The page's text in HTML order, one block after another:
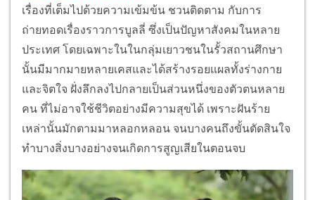
เรื่องที่เต็มไปด้วยความเข้มข้น ชวนติดตาม กับการ
ถ่ายทอดเรื่องราวการบูลลี่ ซึ่งเป็นปัญหาสังคมในหลาย
ประเทศ โดยเฉพาะในในกลุ่มเยาวชนในรั้วสถานศึกษา
นั้นมีมากมายหลายเคสและได้สร้างรอยแผลทั้งร่างกาย
และจิตใจ ฝั่งลึกลงไปกลายเป็นส่วนหนึ่งของตัวตนหลาย
คน ที่ไม่อาจใช้ชีวิตอย่างมีความสุขได้ เพราะฝันร้าย
เหล่านั้นมักตามมาหลอกหลอน จนบางคนถึงขั้นตัดสินใจ
ทำบางสิ่งบางอย่างจนเกิดการสูญเสียในตอนจบ